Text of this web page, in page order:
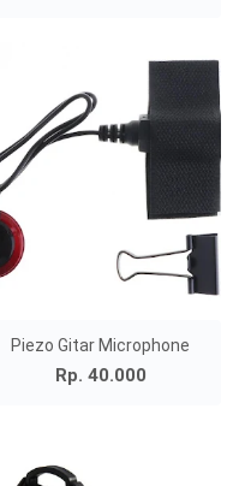
Piezo Gitar Microphone
Rp. 40.000